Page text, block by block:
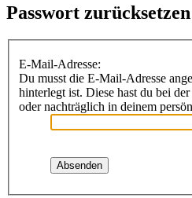
Passwort zurücksetzen
E-Mail-Adresse:
Du musst die E-Mail-Adresse
hinterlegt ist. Diese hast du bei
oder nachträglich in deinem